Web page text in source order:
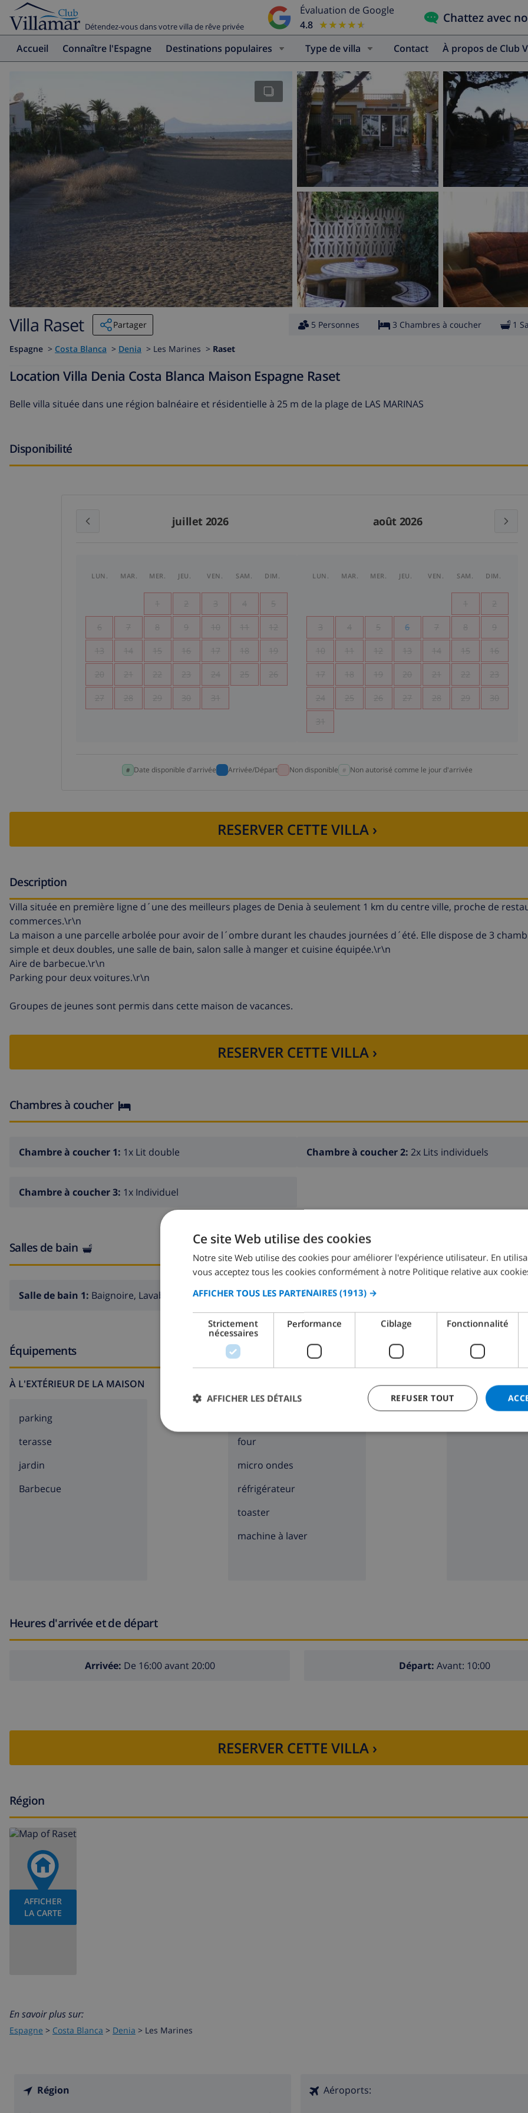
Détendez-vous dans votre villa de rêve privée
Évaluation de Google
4.8 ★★★★★
★★★★★ Chattez avec
Accueil Connaître l'Espagne Destinations populaires Type de villa Contact À propos de Club
Villa Raset Partager 5 Personnes 3 Chambres à coucher 1
Espagne > Costa Blanca > Denia > Les Marines > Raset
Location Villa Denia Costa Blanca Maison Espagne Raset
Belle villa située dans une région balnéaire et résidentielle à 25 m de la plage de LAS MARINAS
Disponibilité
juillet 2026 août 2026
LUN. MAR. MER. JEU. VEN. SAM. DIM.
1 2 3 4 5
6 7 8 9 10 11 12
13 14 15 16 17 18 19
20 21 22 23 24 25 26
27 28 29 30 31
LUN. MAR. MER. JEU. VEN. SAM. DIM.
1 2
3 4 5 6 7 8 9
10 11 12 13 14 15 16
17 18 19 20 21 22 23
24 25 26 27 28 29 30
31
Date disponible d'arrivée Arrivée/Départ Non disponible Non autorisé comme le jour d'arrivée
RESERVER CETTE VILLA ›
Description
Villa située en première ligne d´une des meilleurs plages de Denia à seulement 1 km du centre ville, proche de
commerces.\r\n
La maison a une parcelle arbolée pour avoir de l´ombre durant les chaudes journées d´été. Elle dispose de 3
simple et deux doubles, une salle de bain, salon salle à manger et cuisine équipée.\r\n
Aire de barbecue.\r\n
Parking pour deux voitures.\r\n
Groupes de jeunes sont permis dans cette maison de vacances.
RESERVER CETTE VILLA ›
Chambres à coucher
Chambre à coucher 1: 1x Lit double Chambre à coucher 2: 2x Lits individuels
Chambre à coucher 3: 1x Individuel
Salles de bain
Salle de bain 1: Baignoire, Lavabo, Toilette
Équipements
À L'EXTÉRIEUR DE LA MAISON
parking
terasse
jardin
barbecue
four
micro ondes
réfrigérateur
toaster
machine à laver
LOISIR
Heures d'arrivée et de départ
Arrivée: De 16:00 avant 20:00 Départ: Avant: 10:00
RESERVER CETTE VILLA ›
Région
AFFICHER
LA CARTE
En savoir plus sur:
Espagne > Costa Blanca > Denia > Les Marines
Région Aéroports:
Ce site Web utilise des cookies
Notre site Web utilise des cookies pour améliorer l'expérience utilisateur. En
vous acceptez tous les cookies conformément à notre Politique relative aux
AFFICHER TOUS LES PARTENAIRES (1913) →
Strictement
nécessaires
Performance Ciblage Fonctionnalité
REFUSER TOUT
AFFICHER LES DÉTAILS